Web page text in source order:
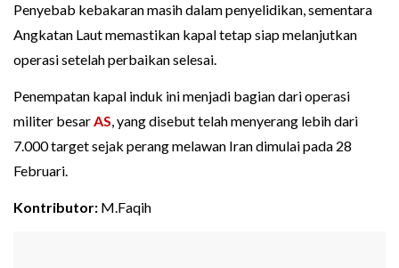
Penyebab kebakaran masih dalam penyelidikan, sementara
Angkatan Laut memastikan kapal tetap siap melanjutkan
operasi setelah perbaikan selesai.
Penempatan kapal induk ini menjadi bagian dari operasi
militer besarAS, yang disebut telah menyerang lebih dari
7.000 target sejak perang melawan Iran dimulai pada 28
Februari.
Kontributor: M.Faqih